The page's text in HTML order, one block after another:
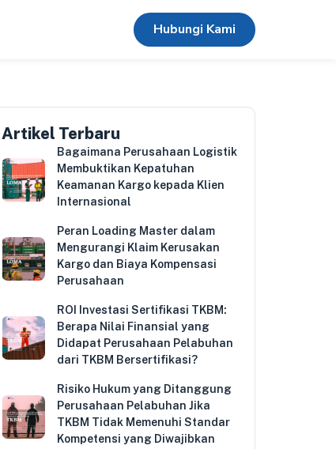
Hubungi Kami
Artikel Terbaru
Bagaimana Perusahaan Logistik
Membuktikan Kepatuhan
Keamanan Kargo kepada Klien
Internasional
Peran Loading Master dalam
Mengurangi Klaim Kerusakan
Kargo dan Biaya Kompensasi
Perusahaan
ROI Investasi Sertifikasi TKBM:
Berapa Nilai Finansial yang
Didapat Perusahaan Pelabuhan
dari TKBM Bersertifikasi?
Risiko Hukum yang Ditanggung
Perusahaan Pelabuhan Jika
TKBM Tidak Memenuhi Standar
Kompetensi yang Diwajibkan